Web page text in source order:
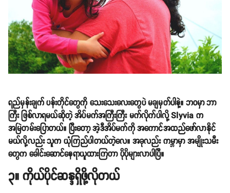
ရည်မှန်းချက် ပန်းတိုင်တွေကို သေးသေးလေးတွေပဲ မချမှတ်ပါနဲ့။ ဘဝမှာ ဘာ
ကြီး ဖြစ်လာရမယ်ဆိုတဲ့ အိပ်မက်အကြီးကြီး မက်လိုက်ပါလို့ Slyvia က
အမြဲတမ်းပြောတယ်။ ပြီးတော့ အဲ့ဒီအိပ်မက်ကို အကောင်အထည်ဖော်လာနိုင်
မယ်လို့လည်း သူက ယုံကြည်ပါတယ်တဲ့လေ။ အခုလည်း ကမ္ဘာမှာ အမျိုးသမီး
တွေက ခေါင်းဆောင်နေရာယူထားကြတာ ပိုပိုများလာပါပြီ။
၃။ ကိုယ်ပိုင်ဆန္ဒရှိဖို့လိုတယ်